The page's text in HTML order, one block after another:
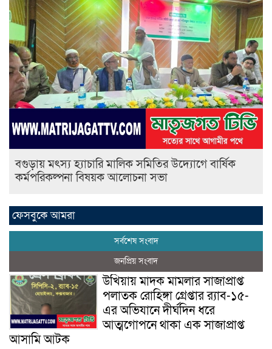
বগুড়ায় মৎস্য হ্যাচারি মালিক সমিতির উদ্যোগে বার্ষিক
কর্মপরিকল্পনা বিষয়ক আলোচনা সভা
ফেসবুকে আমরা
সর্বশেষ সংবাদ
জনপ্রিয় সংবাদ
উখিয়ায় মাদক মামলার সাজাপ্রাপ্ত
পলাতক রোহিঙ্গা গ্রেপ্তার র‌্যাব-১৫-
এর অভিযানে দীর্ঘদিন ধরে
আত্মগোপনে থাকা এক সাজাপ্রাপ্ত
আসামি আটক